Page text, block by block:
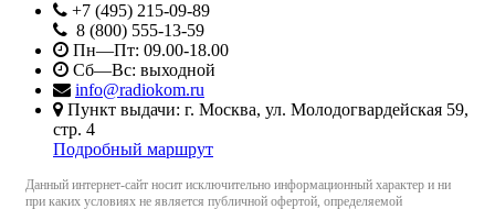
+7 (495) 215-09-89
8 (800) 555-13-59
Пн—Пт: 09.00-18.00
Сб—Вс: выходной
info@radiokom.ru
Пункт выдачи: г. Москва, ул. Молодогвардейская 59,
стр. 4
Подробный маршрут
Данный интернет-сайт носит исключительно информационный характер и ни
при каких условиях не является публичной офертой, определяемой